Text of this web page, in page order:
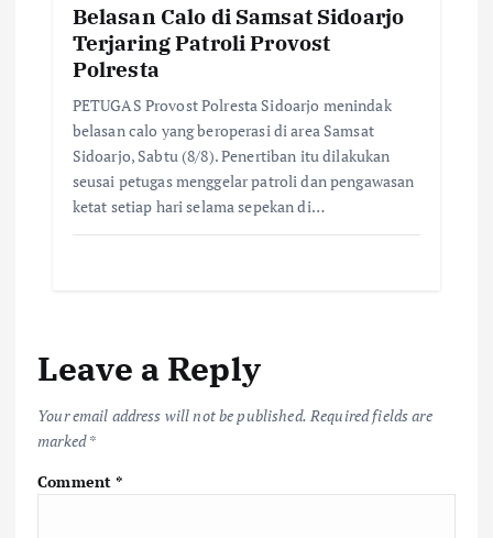
Belasan Calo di Samsat Sidoarjo
Terjaring Patroli Provost
Polresta
PETUGAS Provost Polresta Sidoarjo menindak
belasan calo yang beroperasi di area Samsat
Sidoarjo, Sabtu (8/8). Penertiban itu dilakukan
seusai petugas menggelar patroli dan pengawasan
ketat setiap hari selama sepekan di…
Leave a Reply
Your email address will not be published. Required fields are
marked*
Comment*